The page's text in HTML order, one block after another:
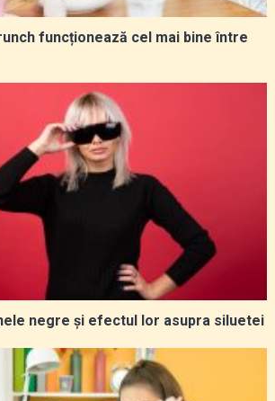
funcționează cel mai bine între
negre și efectul lor asupra siluetei